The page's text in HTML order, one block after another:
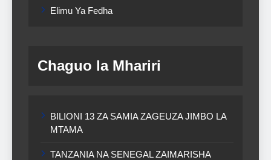
Elimu Ya Fedha
Chaguo la Mhariri
BILIONI 13 ZA SAMIA ZAGEUZA JIMBO LA
MTAMA
TANZANIA NA SENEGAL ZAIMARISHA